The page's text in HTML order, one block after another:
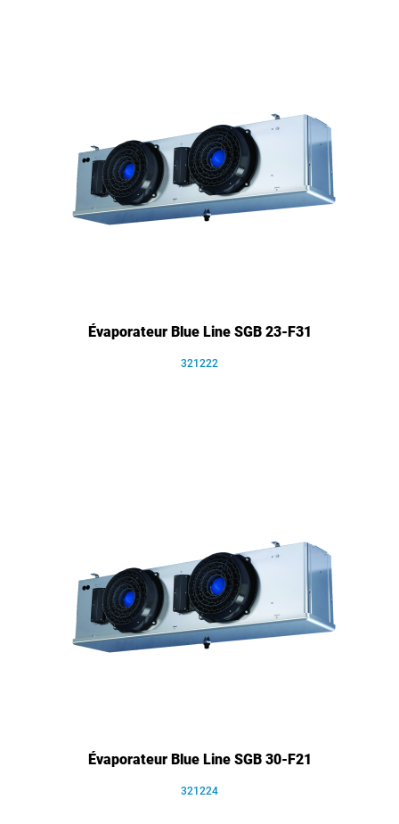
Évaporateur Blue Line SGB 23-F31
321222
Évaporateur Blue Line SGB 30-F21
321224